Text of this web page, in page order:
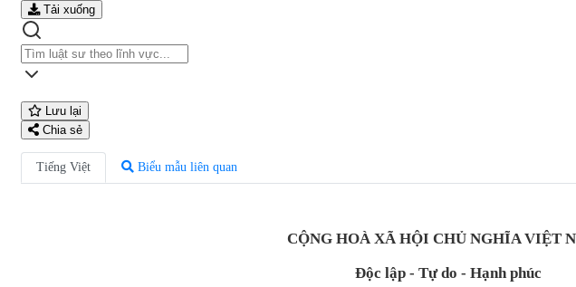
Tải xuống
Lưu lại
Chia sẻ
Tiếng Việt Biểu mẫu liên quan
CỘNG HOÀ XÃ HỘI CHỦ NGHĨA VIỆT
Độc lập - Tự do - Hạnh phúc